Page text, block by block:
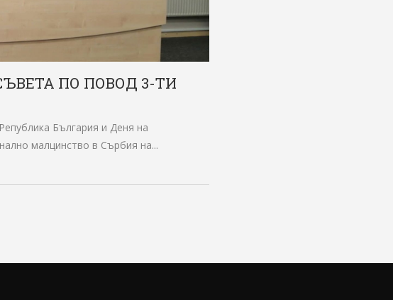
ПО ПОВОД 3-ТИ
България и Деня на
малцинство в Сърбия на